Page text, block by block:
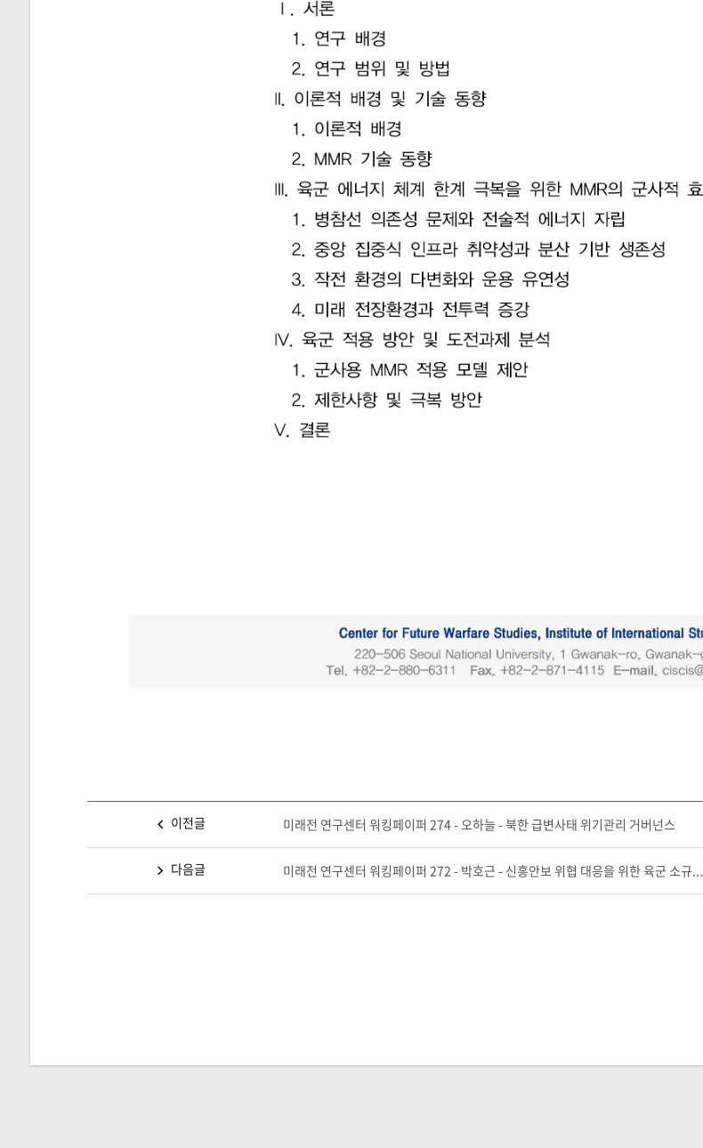
이전글 미래전 연구센터 워킹페이퍼 274 - 오하늘 - 북한 급변사태 위기관리 거버넌스
다음글 미래전 연구센터 워킹페이퍼 272 - 박호근 - 신흥안보 위협 대응을 위한 육군 소규...